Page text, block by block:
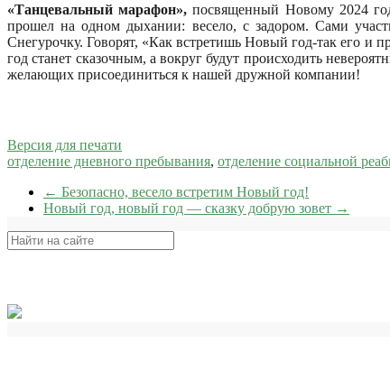
«Танцевальный марафон», посвященный Новому 2024
прошел на одном дыхании: весело, с задором. Сами
Снегурочку. Говорят, «Как встретишь Новый год-так его и
год станет сказочным, а вокруг будут происходить
желающих присоединиться к нашей дружной компании!
Версия для печати
отделение дневного пребывания, отделение социальной
← Безопасно, весело встретим Новый год!
Новый год, новый год — сказку добрую зовет →
Поиск